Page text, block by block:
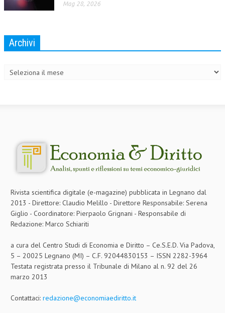
Mag 28, 2026
Archivi
Rivista scientifica digitale (e-magazine) pubblicata in Legnano dal
2013 - Direttore: Claudio Melillo - Direttore Responsabile: Serena
Giglio - Coordinatore: Pierpaolo Grignani - Responsabile di
Redazione: Marco Schiariti
a cura del Centro Studi di Economia e Diritto – Ce.S.E.D. Via Padova,
5 – 20025 Legnano (MI) – C.F. 92044830153 – ISSN 2282-3964
Testata registrata presso il Tribunale di Milano al n. 92 del 26
marzo 2013
Contattaci: redazione@economiaediritto.it